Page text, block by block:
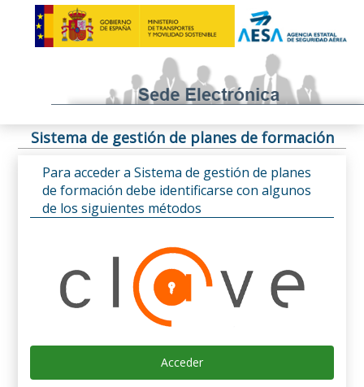
Sistema de gestión de planes de formación
Para acceder a Sistema de gestión de planes
de formación debe identificarse con algunos
de los siguientes métodos
Acceder